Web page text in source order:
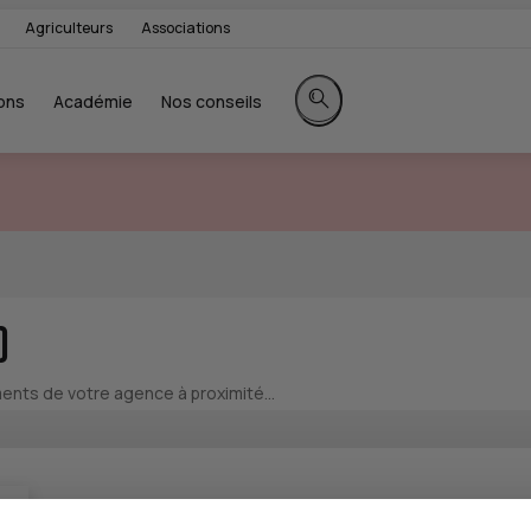
Agriculteurs Associations
Académie Nos conseils
Rechercher sur le site
de votre agence à proximité...